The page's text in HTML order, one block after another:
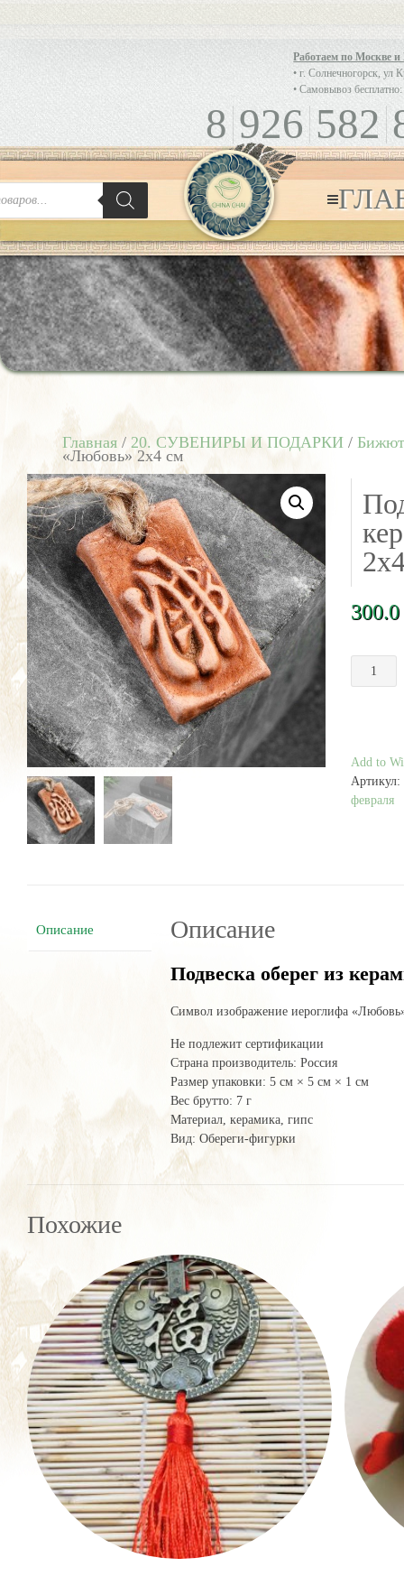
Работаем по Москве
• г. Солнечногорск, ул
• Самовывоз
8 926 582
Главная / 20. СУВЕНИРЫ И ПОДАРКИ /
«Любовь» 2х4 см
300.0
товара
керамики
"Любовь"
2х4
Add to
Артикул:
февраля
Описание Описание
Подвеска оберег из
Символ изображение иероглифа
Не подлежит сертификации
Страна производитель: Россия
Размер упаковки: 5 см × 5 см × 1 см
Вес брутто: 7 г
Материал, керамика, гипс
Вид: Обереги-фигурки
Похожие